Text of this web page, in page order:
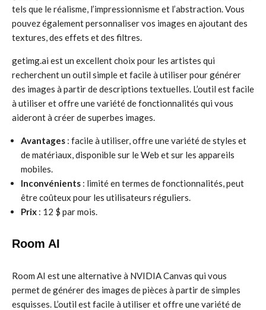
tels que le réalisme, l’impressionnisme et l’abstraction. Vous
pouvez également personnaliser vos images en ajoutant des
textures, des effets et des filtres.
getimg.ai est un excellent choix pour les artistes qui
recherchent un outil simple et facile à utiliser pour générer
des images à partir de descriptions textuelles. L’outil est facile
à utiliser et offre une variété de fonctionnalités qui vous
aideront à créer de superbes images.
Avantages : facile à utiliser, offre une variété de styles et
de matériaux, disponible sur le Web et sur les appareils
mobiles.
Inconvénients : limité en termes de fonctionnalités, peut
être coûteux pour les utilisateurs réguliers.
Prix : 12 $ par mois.
Room AI
Room AI est une alternative à NVIDIA Canvas qui vous
permet de générer des images de pièces à partir de simples
esquisses. L’outil est facile à utiliser et offre une variété de